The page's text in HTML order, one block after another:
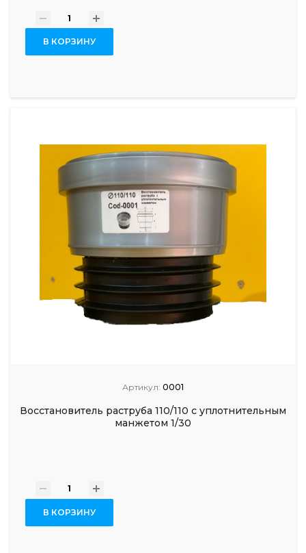
- +
В КОРЗИНУ
Артикул: 0001
Восстановитель раструба 110/110 с уплотнительным
манжетом 1/30
- +
В КОРЗИНУ